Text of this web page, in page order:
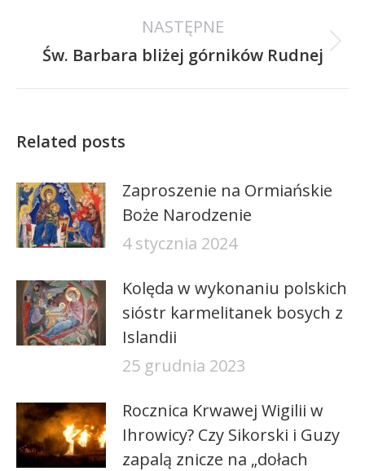
NASTĘPNE
Następny
Św. Barbara bliżej górników Rudnej
Related posts
Zaproszenie na Ormiańskie
Boże Narodzenie
4 stycznia 2024
Kolęda w wykonaniu polskich
sióstr karmelitanek bosych z
Islandii
25 grudnia 2023
Rocznica Krwawej Wigilii w
Ihrowicy? Czy Sikorski i Guzy
zapalą znicze na „dołach